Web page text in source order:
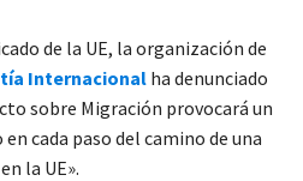
de la UE, la organización de
Internacional ha denunciado
sobre Migración provocará un
cada paso del camino de una
la UE».